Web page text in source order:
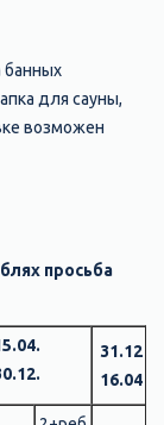
банных
для сауны,
возможен
просьба
31.12 -
16.04 -